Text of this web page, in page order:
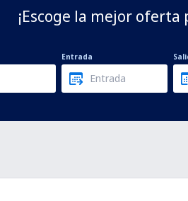
¡Escoge la mejor oferta
Entrada